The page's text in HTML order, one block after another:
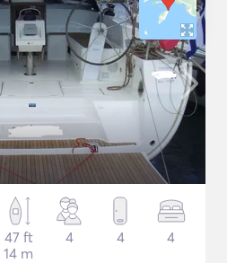
47 ft
14 m
4 4 4